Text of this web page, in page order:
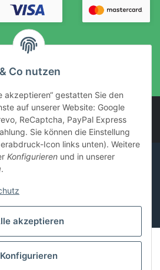
akzeptieren
Konfigurieren
Co nutzen
akzeptieren“ gestatten Sie den
auf unserer Website: Google
ReCaptcha, PayPal Express
Sie können die Einstellung
Icon links unten). Weitere
Konfigurieren und in unserer
.